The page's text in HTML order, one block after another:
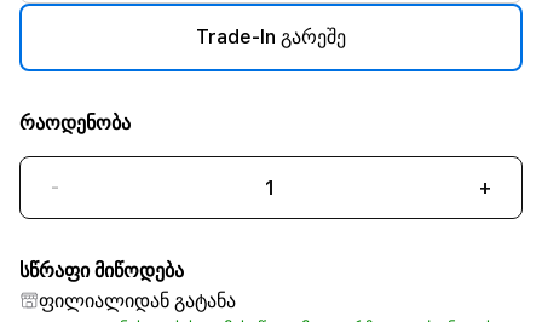
Trade-In გარეშე
რაოდენობა
- +
სწრაფი მიწოდება
ფილიალიდან გატანა